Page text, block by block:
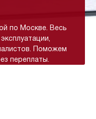
по Москве. Весь
Поможем
переплаты.